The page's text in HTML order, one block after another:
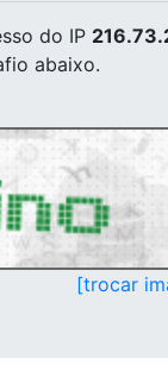
do IP
abaixo.
[trocar